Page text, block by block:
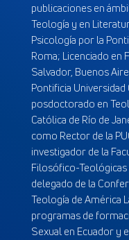
publicaciones en
Teología y en
Psicología por la
Roma; Licenciado en
Salvador, Buenos
Pontificia
posdoctorado en
Católica de Río de
como Rector de la
investigador de la
Filosófico-Teológicas
delegado de la
Teología de América
programas de
Sexual en Ecuador y